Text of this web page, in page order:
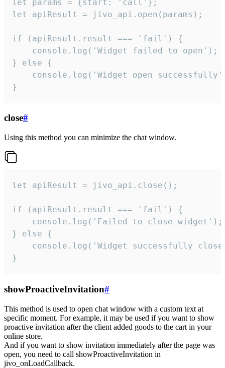
let params = {start: 'call'};
let apiResult = jivo_api.open(params);
if (apiResult.result === 'fail') {
    console.log('Widget failed to open');
} else {
console.log('Widget open
}
close#
Using this method you can minimize the chat window.
let apiResult = jivo_api.close();
if (apiResult.result === 'fail') {
    console.log('Failed to close widget');
} else {
console.log('Widget successfully
}
showProactiveInvitation#
This method is used to open chat window with a custom text at
specific moment. For example, it may be used if you want to show
proactive invitation after the client added goods to the cart in your
online store.
And if you want to show invitation immediately after the page was
open, you need to call showProactiveInvitation in
jivo_onLoadCallback.